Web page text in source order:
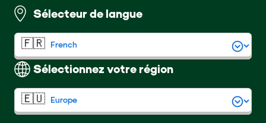
Sélecteur de langue
Sélectionnez votre région